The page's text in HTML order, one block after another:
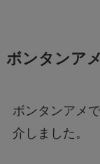
ボンタンア
ボンタンアメ
介しました。